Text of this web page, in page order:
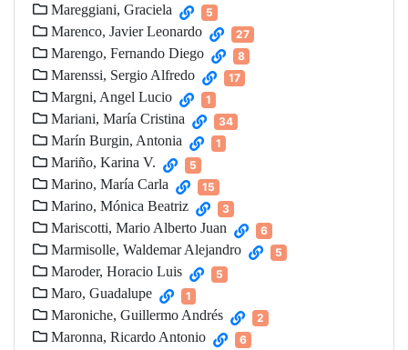
Mareggiani, Graciela 5
Marenco, Javier Leonardo 27
Marengo, Fernando Diego 8
Marenssi, Sergio Alfredo 17
Margni, Angel Lucio 1
Mariani, María Cristina 34
Marín Burgin, Antonia 1
Mariño, Karina V. 5
Marino, María Carla 15
Marino, Mónica Beatriz 3
Mariscotti, Mario Alberto Juan 6
Marmisolle, Waldemar Alejandro 5
Maroder, Horacio Luis 5
Maro, Guadalupe 1
Maroniche, Guillermo Andrés 2
Maronna, Ricardo Antonio 6